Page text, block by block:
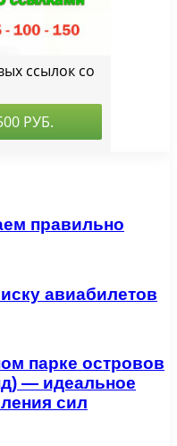
правильно
авиабилетов
парке островов
— идеальное
сил